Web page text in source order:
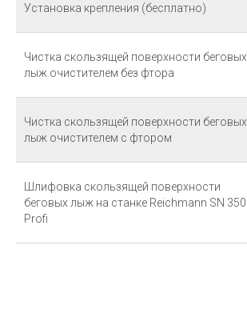
Установка крепления (бесплатно)
Чистка скользящей поверхности беговых
лыж очистителем без фтора
Чистка скользящей поверхности беговых
лыж очистителем с фтором
Шлифовка скользящей поверхности
беговых лыж на станке Reichmann SN 350
Profi